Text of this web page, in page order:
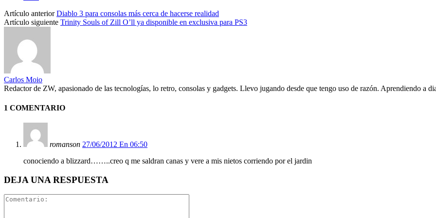
Artículo anterior Diablo 3 para consolas más cerca de hacerse realidad
Artículo siguiente Trinity Souls of Zill O’ll ya disponible en exclusiva para PS3
Carlos Moio
Redactor de ZW, apasionado de las tecnologías, lo retro, consolas y gadgets. Llevo jugando desde que tengo uso de razón. Aprendiendo a
1 COMENTARIO
romanson 27/06/2012 En 06:50
conociendo a blizzard……..creo q me saldran canas y vere a mis nietos corriendo por el jardin
DEJA UNA RESPUESTA